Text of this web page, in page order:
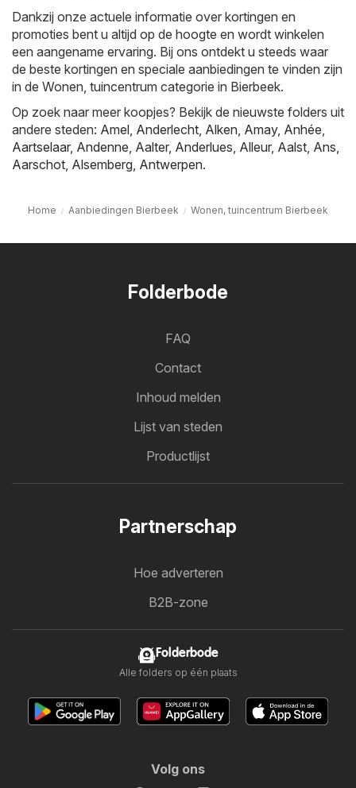
Dankzij onze actuele informatie over kortingen en
promoties bent u altijd op de hoogte en wordt winkelen
een aangename ervaring. Bij ons ontdekt u steeds waar
de beste kortingen en speciale aanbiedingen te vinden zijn
in de Wonen, tuincentrum categorie in Bierbeek.
Op zoek naar meer koopjes? Bekijk de nieuwste folders uit
andere steden: Amel Anderlecht Alken Amay, Anhée
Aartselaar, Andenne Aalter, Anderlues Alleur, Aalst Ans
Aarschot Alsemberg Antwerpen.
Home Aanbiedingen Bierbeek Wonen, tuincentrum Bierbeek
Folderbode
FAQ
Contact
Inhoud melden
Lijst van steden
Productlijst
Partnerschap
Hoe adverteren
B2B-zone
Folderbode
Alle folders op één plaats
Volg ons